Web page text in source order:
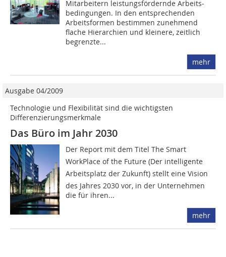
Mitarbeitern leistungsfördernde Arbeits­
bedingungen. In den entsprechenden
Arbeitsformen bestimmen ­zunehmend
flache Hierarchien und kleinere, zeitlich
begrenzte...
mehr
Ausgabe 04/2009
Technologie und Flexibilität sind die wichtigsten
Differenzierungsmerkmale
Das Büro im Jahr 2030
Der Report mit dem Titel The Smart
WorkPlace of the Future (Der intelligente
Arbeitsplatz der Zukunft) stellt eine Vision
des Jahres 2030 vor, in der Unternehmen
die für ihren...
mehr